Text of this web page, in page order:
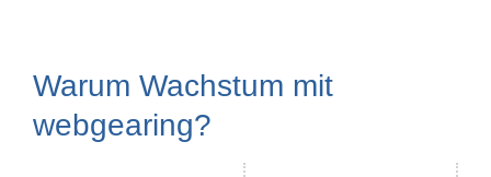
Warum Wachstum mit
webgearing?